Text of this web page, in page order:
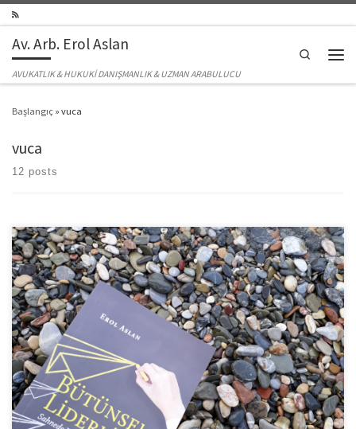
Av. Arb. Erol Aslan
AVUKATLIK & HUKUKİ DANIŞMANLIK & UZMAN ARABULUCU
Search
Başlangıç » vuca
vuca
12 posts
Basit üç soru ile başlayalım. Şirketler, geleceğini şekillendirecek kişilerin
becerilerini bastırmak mı, yoksa onları değerlendirmek mi ister? Bir yönetici
olarak çalışanların, yeteneklerini kullanması için daha iyi şartlar sağlayarak,
destek olarak ve yaratıcılığını değerlendirmesi için ona destek oluyor
musunuz? Ve son olarak kişileri geri plana mı atıyorsunuz yoksa inisiyatif
almasını teşvik […]